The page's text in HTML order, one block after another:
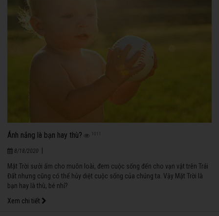
Ánh nắng là bạn hay thù?
8/18/2020
Mặt Trời sưởi ấm cho muôn loài, đem cuộc sống đến cho vạn vật trên Trái
Đất nhưng cũng có thể hủy diệt cuộc sống của chúng ta. Vậy Mặt Trời là
bạn hay là thù, bé nhỉ?
Xem chi tiết